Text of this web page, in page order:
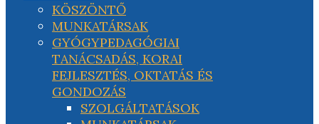
KÖSZÖNTŐ
MUNKATÁRSAK
GYÓGYPEDAGÓGIAI
TANÁCSADÁS, KORAI
FEJLESZTÉS, OKTATÁS ÉS
GONDOZÁS
SZOLGÁLTATÁSOK